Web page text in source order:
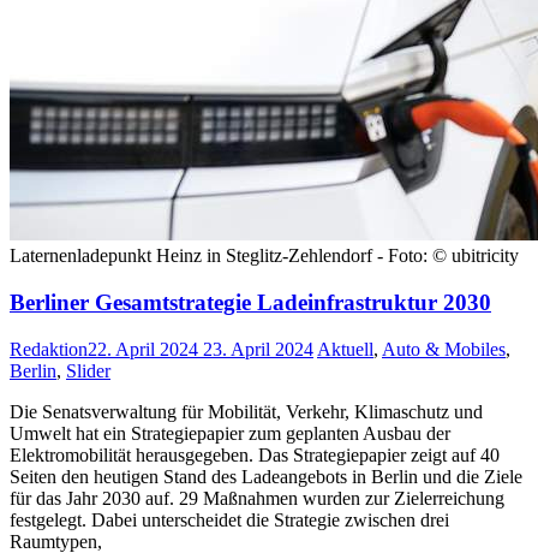
Laternenladepunkt Heinz in Steglitz-Zehlendorf - Foto: © ubitricity
Berliner Gesamtstrategie Ladeinfrastruktur 2030
Redaktion22. April 2024 23. April 2024 Aktuell, Auto & Mobiles,
Berlin, Slider
Die Senatsverwaltung für Mobilität, Verkehr, Klimaschutz und
Umwelt hat ein Strategiepapier zum geplanten Ausbau der
Elektromobilität herausgegeben. Das Strategiepapier zeigt auf 40
Seiten den heutigen Stand des Ladeangebots in Berlin und die Ziele
für das Jahr 2030 auf. 29 Maßnahmen wurden zur Zielerreichung
festgelegt. Dabei unterscheidet die Strategie zwischen drei
Raumtypen,